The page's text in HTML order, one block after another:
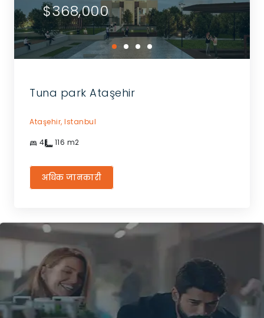
$368,000
Tuna park Ataşehir
Ataşehir, Istanbul
4 116 m2
अधिक जानकारी